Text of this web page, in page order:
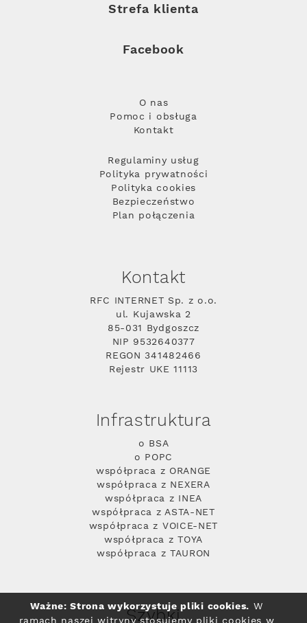
Strefa klienta
Facebook
O nas
Pomoc i obsługa
Kontakt
Regulaminy usług
Polityka prywatności
Polityka cookies
Bezpieczeństwo
Plan połączenia
Kontakt
RFC INTERNET Sp. z o.o.
ul. Kujawska 2
85-031 Bydgoszcz
NIP 9532640377
REGON 341482466
Rejestr UKE 11113
Infrastruktura
o BSA
o POPC
współpraca z ORANGE
współpraca z NEXERA
współpraca z INEA
współpraca z ASTA-NET
współpraca z VOICE-NET
współpraca z TOYA
współpraca z TAURON
Szybki
Ważne: Strona wykorzystuje pliki cookies. W